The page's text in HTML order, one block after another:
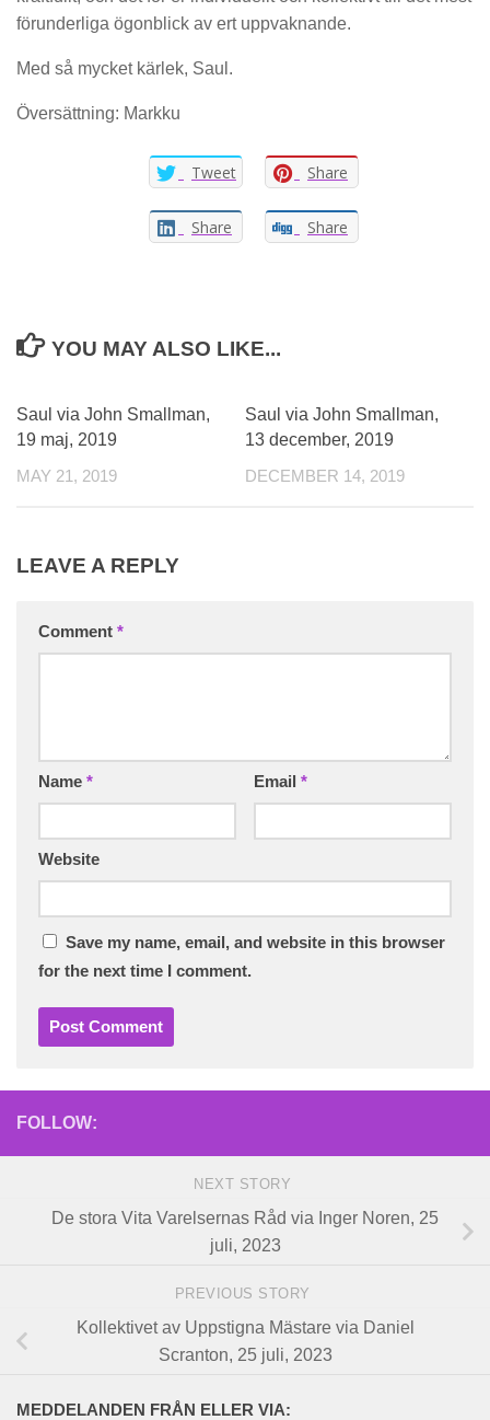
förunderliga ögonblick av ert uppvaknande.
Med så mycket kärlek, Saul.
Översättning: Markku
Tweet Share
Share Share
YOU MAY ALSO LIKE...
Saul via John Smallman,
19 maj, 2019
MAY 21, 2019
Saul via John Smallman,
13 december, 2019
DECEMBER 14, 2019
LEAVE A REPLY
Comment *
Name * Email *
Website
Save my name, email, and website in this browser
for the next time I comment.
FOLLOW:
NEXT STORY
De stora Vita Varelsernas Råd via Inger Noren, 25
juli, 2023
PREVIOUS STORY
Kollektivet av Uppstigna Mästare via Daniel
Scranton, 25 juli, 2023
MEDDELANDEN FRÅN ELLER VIA: